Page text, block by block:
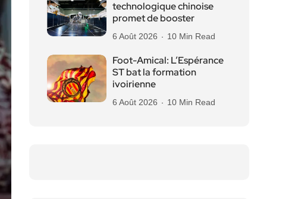
technologique chinoise
promet de booster
6 Août 2026 10 Min Read
Foot-Amical: L’Espérance
ST bat la formation
ivoirienne
6 Août 2026 10 Min Read